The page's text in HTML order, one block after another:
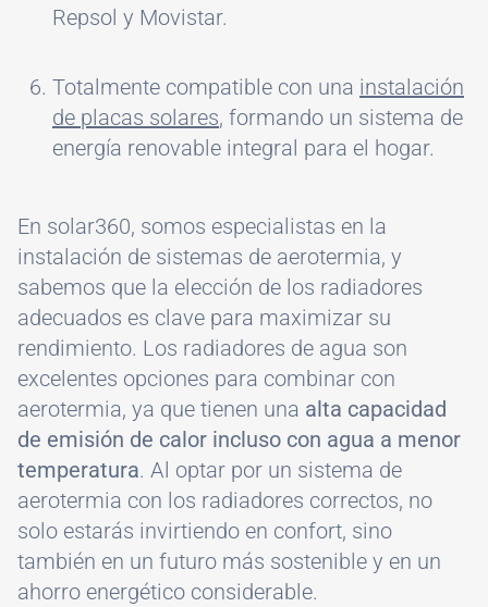
Repsol y Movistar.
Totalmente compatible con una instalación
de placas solares, formando un sistema de
energía renovable integral para el hogar.
En solar360, somos especialistas en la
instalación de sistemas de aerotermia, y
sabemos que la elección de los radiadores
adecuados es clave para maximizar su
rendimiento. Los radiadores de agua son
excelentes opciones para combinar con
aerotermia, ya que tienen una alta capacidad
de emisión de calor incluso con agua a menor
temperatura. Al optar por un sistema de
aerotermia con los radiadores correctos, no
solo estarás invirtiendo en confort, sino
también en un futuro más sostenible y en un
ahorro energético considerable.